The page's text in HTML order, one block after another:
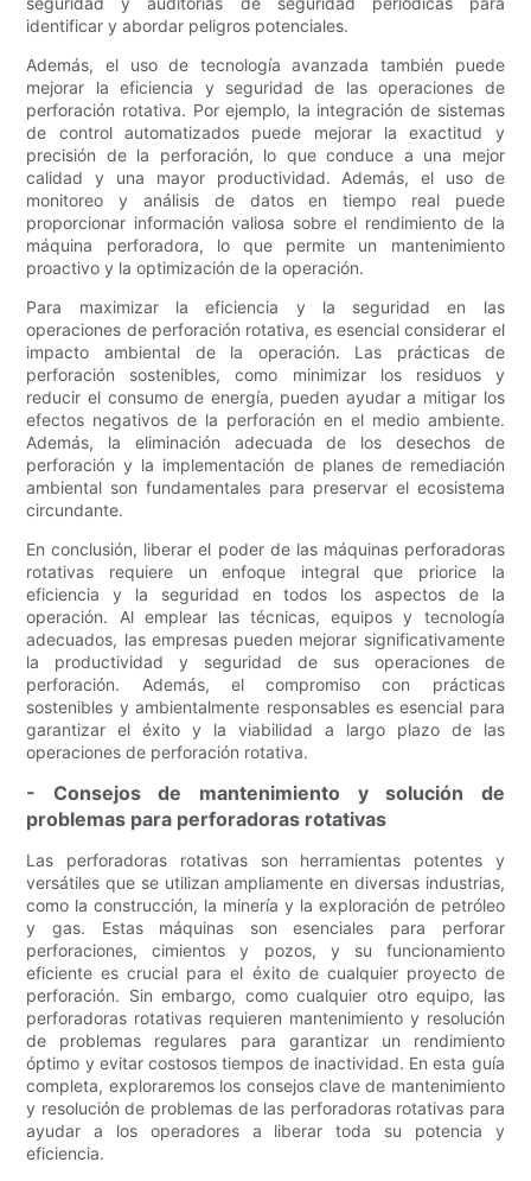
identificar y abordar peligros potenciales.
Además, el uso de tecnología avanzada también puede
mejorar la eficiencia y seguridad de las operaciones de
perforación rotativa. Por ejemplo, la integración de sistemas
de control automatizados puede mejorar la exactitud y
precisión de la perforación, lo que conduce a una mejor
calidad y una mayor productividad. Además, el uso de
monitoreo y análisis de datos en tiempo real puede
proporcionar información valiosa sobre el rendimiento de la
máquina perforadora, lo que permite un mantenimiento
proactivo y la optimización de la operación.
Para maximizar la eficiencia y la seguridad en las
operaciones de perforación rotativa, es esencial considerar el
impacto ambiental de la operación. Las prácticas de
perforación sostenibles, como minimizar los residuos y
reducir el consumo de energía, pueden ayudar a mitigar los
efectos negativos de la perforación en el medio ambiente.
Además, la eliminación adecuada de los desechos de
perforación y la implementación de planes de remediación
ambiental son fundamentales para preservar el ecosistema
circundante.
En conclusión, liberar el poder de las máquinas perforadoras
rotativas requiere un enfoque integral que priorice la
eficiencia y la seguridad en todos los aspectos de la
operación. Al emplear las técnicas, equipos y tecnología
adecuados, las empresas pueden mejorar significativamente
la productividad y seguridad de sus operaciones de
perforación. Además, el compromiso con prácticas
sostenibles y ambientalmente responsables es esencial para
garantizar el éxito y la viabilidad a largo plazo de las
operaciones de perforación rotativa.
- Consejos de mantenimiento y solución de
problemas para perforadoras rotativas
Las perforadoras rotativas son herramientas potentes y
versátiles que se utilizan ampliamente en diversas industrias,
como la construcción, la minería y la exploración de petróleo
y gas. Estas máquinas son esenciales para perforar
perforaciones, cimientos y pozos, y su funcionamiento
eficiente es crucial para el éxito de cualquier proyecto de
perforación. Sin embargo, como cualquier otro equipo, las
perforadoras rotativas requieren mantenimiento y resolución
de problemas regulares para garantizar un rendimiento
óptimo y evitar costosos tiempos de inactividad. En esta guía
completa, exploraremos los consejos clave de mantenimiento
y resolución de problemas de las perforadoras rotativas para
ayudar a los operadores a liberar toda su potencia y
eficiencia.